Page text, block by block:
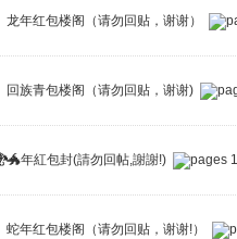
年红包楼阁（请勿回贴，谢谢）
族青包楼阁（请勿回贴，谢谢)
年紅包封(請勿回帖,謝謝!) 1
年红包楼阁（请勿回贴，谢谢!）